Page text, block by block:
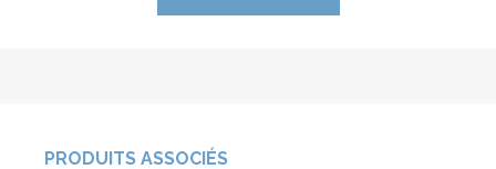
PRODUITS ASSOCIÉS